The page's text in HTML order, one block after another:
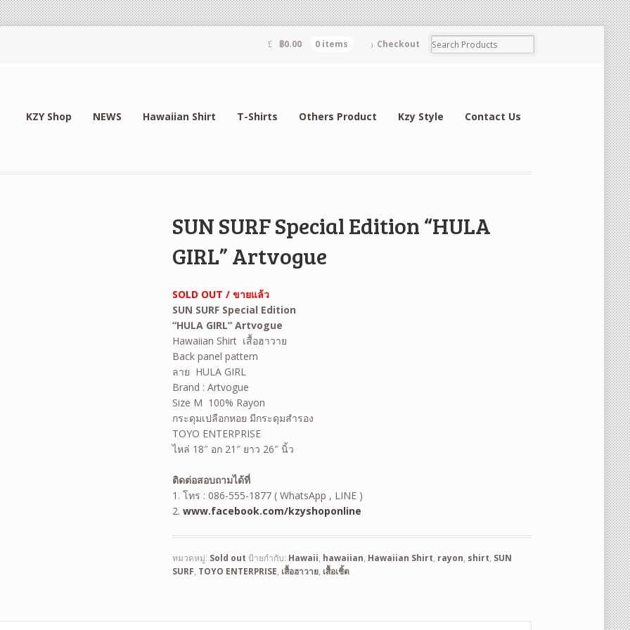
฿0.00 0 items Checkout
KZY Shop NEWS Hawaiian Shirt T-Shirts Others Product Kzy Style Contact Us
SUN SURF Special Edition “HULA
GIRL” Artvogue
SOLD OUT / ขายแล้ว
SUN SURF Special Edition
“HULA GIRL” Artvogue
Hawaiian Shirt เสื้อฮาวาย
Back panel pattern
ลาย HULA GIRL
Brand : Artvogue
Size M 100% Rayon
กระดุมเปลือกหอย มีกระดุมสำรอง
TOYO ENTERPRISE
ไหล่ 18″ อก 21″ ยาว 26″ นิ้ว
ติดต่อสอบถามได้ที่
1. โทร : 086-555-1877 ( WhatsApp , LINE )
2.www.facebook.com/kzyshoponline
หมวดหมู่: Sold out ป้ายกำกับ: Hawaii, hawaiian, Hawaiian Shirt, rayon, shirt, SUN
SURF, TOYO ENTERPRISE, เสื้อฮาวาย, เสื้อเชิ้ต